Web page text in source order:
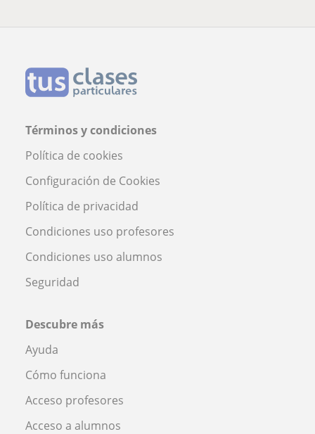
Términos y condiciones
Política de cookies
Configuración de Cookies
Política de privacidad
Condiciones uso profesores
Condiciones uso alumnos
Seguridad
Descubre más
Ayuda
Cómo funciona
Acceso profesores
Acceso a alumnos